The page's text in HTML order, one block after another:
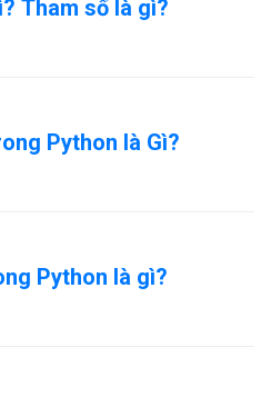
Tham số là gì?
Python là Gì?
Python là gì?